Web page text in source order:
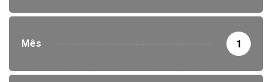
Mês 1